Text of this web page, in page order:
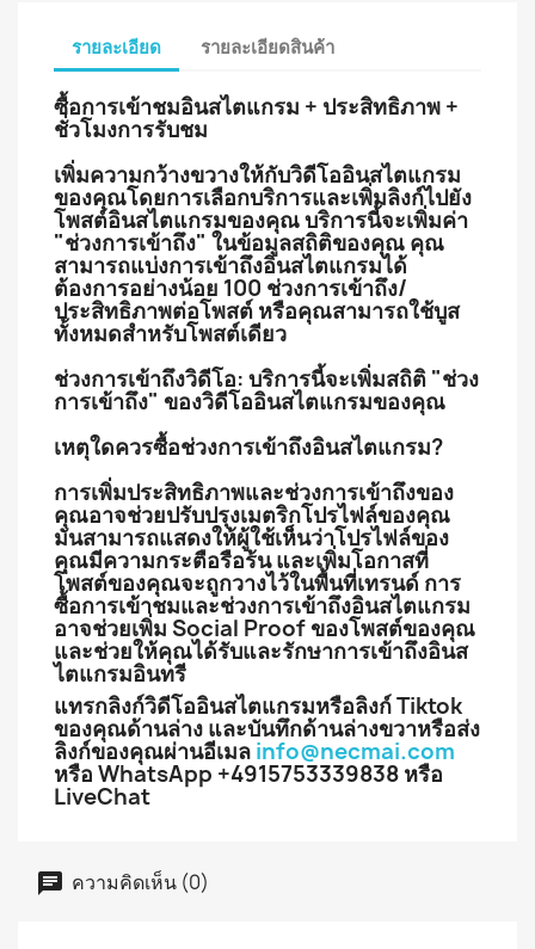
รายละเอียด รายละเอียดสินค้า
ซื้อการเข้าชมอินสไตแกรม + ประสิทธิภาพ +
ชั่วโมงการรับชม
เพิ่มความกว้างขวางให้กับวิดีโออินสไตแกรม
ของคุณโดยการเลือกบริการและเพิ่มลิงก์ไปยัง
โพสต์อินสไตแกรมของคุณ บริการนี้จะเพิ่มค่า
"ช่วงการเข้าถึง" ในข้อมูลสถิติของคุณ คุณ
สามารถแบ่งการเข้าถึงอินสไตแกรมได้
ต้องการอย่างน้อย 100 ช่วงการเข้าถึง/
ประสิทธิภาพต่อโพสต์ หรือคุณสามารถใช้บูส
ทั้งหมดสำหรับโพสต์เดียว
ช่วงการเข้าถึงวิดีโอ: บริการนี้จะเพิ่มสถิติ "ช่วง
การเข้าถึง" ของวิดีโออินสไตแกรมของคุณ
เหตุใดควรซื้อช่วงการเข้าถึงอินสไตแกรม?
การเพิ่มประสิทธิภาพและช่วงการเข้าถึงของ
คุณอาจช่วยปรับปรุงเมตริกโปรไฟล์ของคุณ
มันสามารถแสดงให้ผู้ใช้เห็นว่าโปรไฟล์ของ
คุณมีความกระตือรือร้น และเพิ่มโอกาสที่
โพสต์ของคุณจะถูกวางไว้ในพื้นที่เทรนด์ การ
ซื้อการเข้าชมและช่วงการเข้าถึงอินสไตแกรม
อาจช่วยเพิ่ม Social Proof ของโพสต์ของคุณ
และช่วยให้คุณได้รับและรักษาการเข้าถึงอินส
ไตแกรมอินทรี
แทรกลิงก์วิดีโออินสไตแกรมหรือลิงก์ Tiktok
ของคุณด้านล่าง และบันทึกด้านล่างขวาหรือส่ง
ลิงก์ของคุณผ่านอีเมล info@necmai.com
หรือ WhatsApp +4915753339838 หรือ
LiveChat
ความคิดเห็น (0)